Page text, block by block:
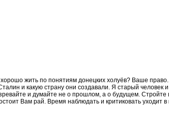
жить по понятиям донецких холуёв? Ваше
и какую страну они создавали. Я старый человек
и думайте не о прошлом, а о будущем.
Вам рай. Время наблюдать и критиковать